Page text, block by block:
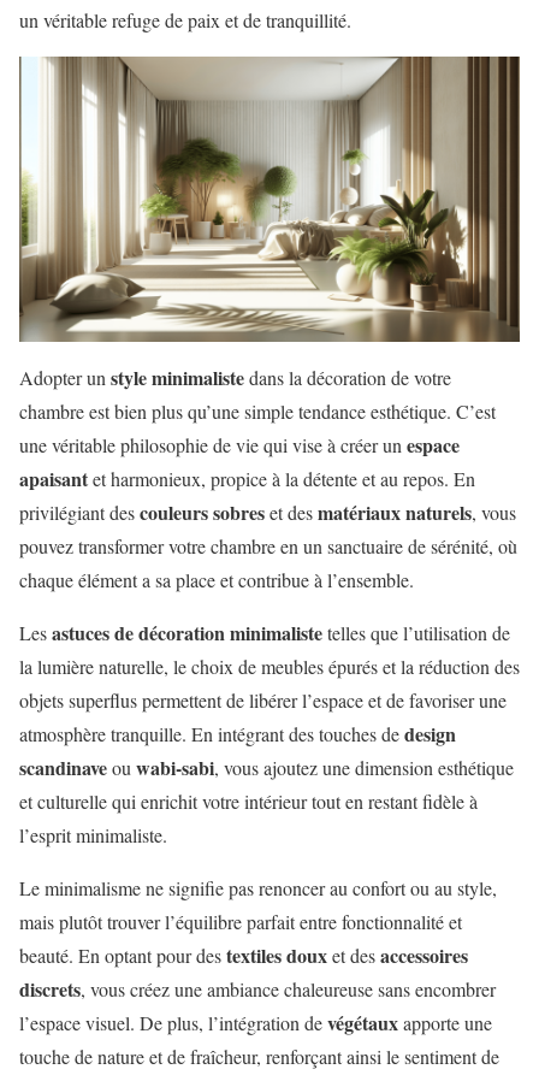
un véritable refuge de paix et de tranquillité.
Adopter unstyle minimalistedans la décoration de votre
chambre est bien plus qu’une simple tendance esthétique. C’est
une véritable philosophie de vie qui vise à créer unespace
apaisantet harmonieux, propice à la détente et au repos. En
privilégiant descouleurs sobreset desmatériaux naturels, vous
pouvez transformer votre chambre en un sanctuaire de sérénité, où
chaque élément a sa place et contribue à l’ensemble.
Lesastuces de décoration minimalistetelles que l’utilisation de
la lumière naturelle, le choix de meubles épurés et la réduction des
objets superflus permettent de libérer l’espace et de favoriser une
atmosphère tranquille. En intégrant des touches dedesign
scandinaveouwabi-sabi, vous ajoutez une dimension esthétique
et culturelle qui enrichit votre intérieur tout en restant fidèle à
l’esprit minimaliste.
Le minimalisme ne signifie pas renoncer au confort ou au style,
mais plutôt trouver l’équilibre parfait entre fonctionnalité et
beauté. En optant pour destextiles douxet desaccessoires
discrets, vous créez une ambiance chaleureuse sans encombrer
l’espace visuel. De plus, l’intégration devégétauxapporte une
touche de nature et de fraîcheur, renforçant ainsi le sentiment de